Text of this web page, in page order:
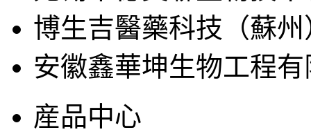
博生吉醫藥科技（蘇
安徽鑫華坤生物工程
産品中心